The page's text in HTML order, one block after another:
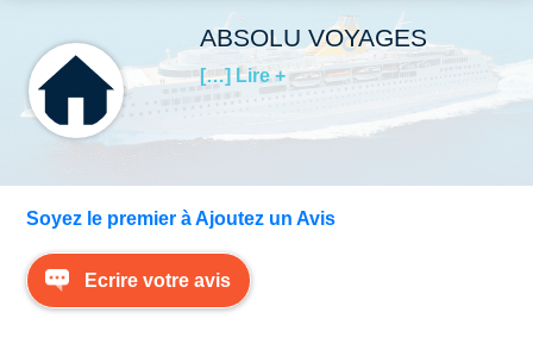
Accueil
Avis Compagnies
Avis Escales
ABSOLU VOYAGES
[…] Lire +
Soyez le premier à Ajoutez un Avis
Ecrire votre avis